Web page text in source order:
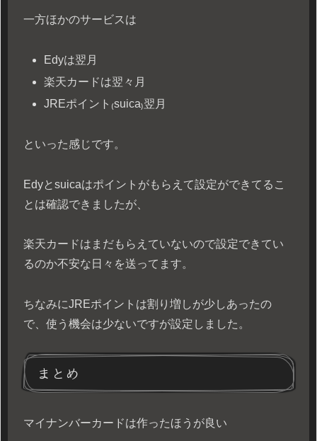
一方ほかのサービスは
Edyは翌月
楽天カードは翌々月
JREポイント₍suica₎翌月
といった感じです。
Edyとsuicaはポイントがもらえて設定ができてるこ
とは確認できましたが、
楽天カードはまだもらえていないので設定できてい
るのか不安な日々を送ってます。
ちなみにJREポイントは割り増しが少しあったの
で、使う機会は少ないですが設定しました。
まとめ
マイナンバーカードは作ったほうが良い